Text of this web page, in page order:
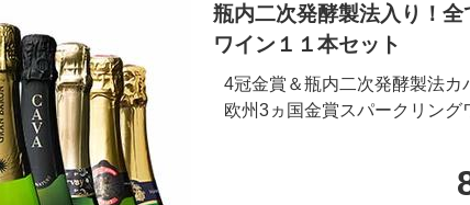
瓶内二次発酵製法入り！
ワイン１１本セット
4冠金賞＆瓶内二次発酵製法カ
欧州3ヵ国金賞スパークリング